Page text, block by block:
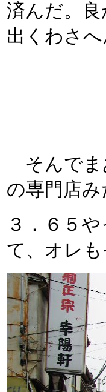
済んだ。
出くわさへ
そんでま
の専門店
３．６５
て、オレ